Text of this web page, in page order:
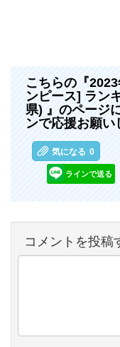
こちらの『
ンピース] ラン
県) 』のページ
ンで応援お願い
気になる 0
ラインで送る
コメントを投稿